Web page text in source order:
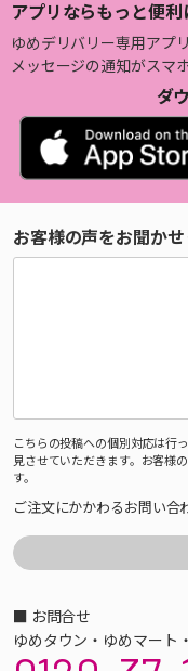
アプリならもっと便利
ゆめデリバリー専用アプリ
メッセージの通知がスマ
ダ
お客様の声をお聞か
こちらの投稿への個別対応は行
見させていただきます。お客様
す。
ご注文にかかわるお問い合
■ お問合せ
ゆめタウン・ゆめマート